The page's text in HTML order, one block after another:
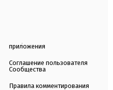
приложения
Соглашение пользователя
Сообщества
Правила комментирования